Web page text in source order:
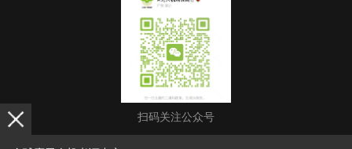
扫码关注公众号